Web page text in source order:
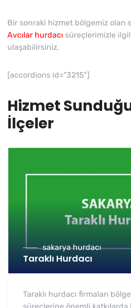
Bir sonraki hizmet bölgemiz olan
Avcılar hurdacı süreçlerimizle
ulaşabilirsiniz.
[accordions id="3215"]
Hizmet
İlçeler
sakarya hurdacı
Taraklı Hurdacı
Taraklı hurdacı firmaları